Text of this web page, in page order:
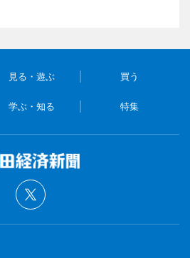
見る・遊ぶ 買う
学ぶ・知る 特集